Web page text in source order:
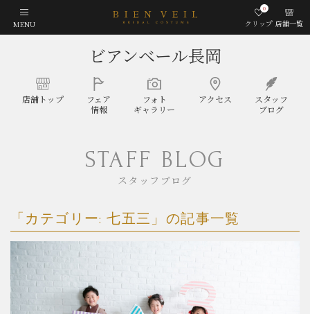
MENU クリップ
0
店舗一覧
ビアンベール長岡
店舗トップ
フェア
情報
フォト
ギャラリー
アクセス
スタッフ
ブログ
STAFF BLOG
スタッフブログ
「カテゴリー:七五三 」の記事一覧